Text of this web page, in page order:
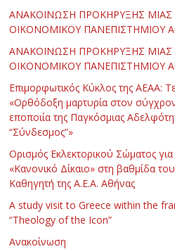
ΑΝΑΚΟΙΝΩΣΗ ΠΡΟΚΗΡΥΞΗΣ ΜΙΑΣ
ΟΙΚΟΝΟΜΙΚΟΥ ΠΑΝΕΠΙΣΤΗΜΙΟΥ
ΑΝΑΚΟΙΝΩΣΗ ΠΡΟΚΗΡΥΞΗΣ ΜΙΑΣ
ΟΙΚΟΝΟΜΙΚΟΥ ΠΑΝΕΠΙΣΤΗΜΙΟΥ
Επιμορφωτικός Κύκλος της ΑΕΑΑ:
«Ορθόδοξη μαρτυρία στον
εποποιία της Παγκόσμιας
“Σύνδεσμος”»
Ορισμός Εκλεκτορικού Σώματος για
«Κανονικό Δίκαιο» στη βαθμίδα
Καθηγητή της Α.Ε.Α. Αθήνας
Α study visit to Greece within the
“Theology of the Icon”
Ανακοίνωση